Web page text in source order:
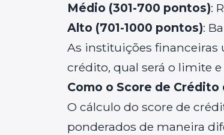
Médio (301-700 pontos):
Alto (701-1000 pontos):
As instituições financeiras
crédito, qual será o limite
Como o Score de Crédito
O cálculo do score de
ponderados de maneira